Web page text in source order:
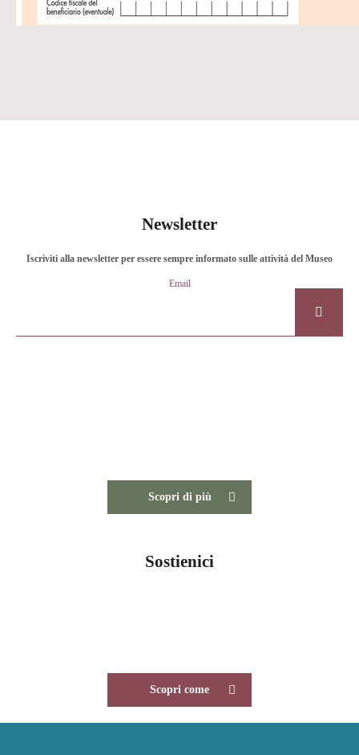
Newsletter
Iscriviti alla newsletter per essere sempre informato sulle attività del Museo
Email
Scopri di più
Sostienici
Scopri come